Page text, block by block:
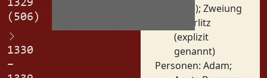
1329
(506)
1330
–
Wille); Zweiung
Görlitz
(explizit
genannt)
Personen: Adam;